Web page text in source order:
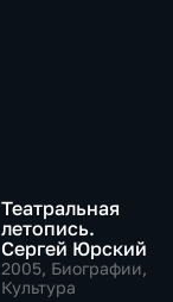
Театральная
летопись.
Сергей Юрский
2005, Биографии,
Культура